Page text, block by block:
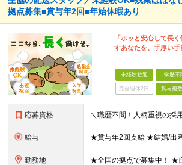
拠点募集■賞与年2回■年始休暇あり
「ホッと安心して長
すあなたを、手厚い
未経験歓迎 学歴不
完全週休2日 賞与複
応募資格
給与
勤務地